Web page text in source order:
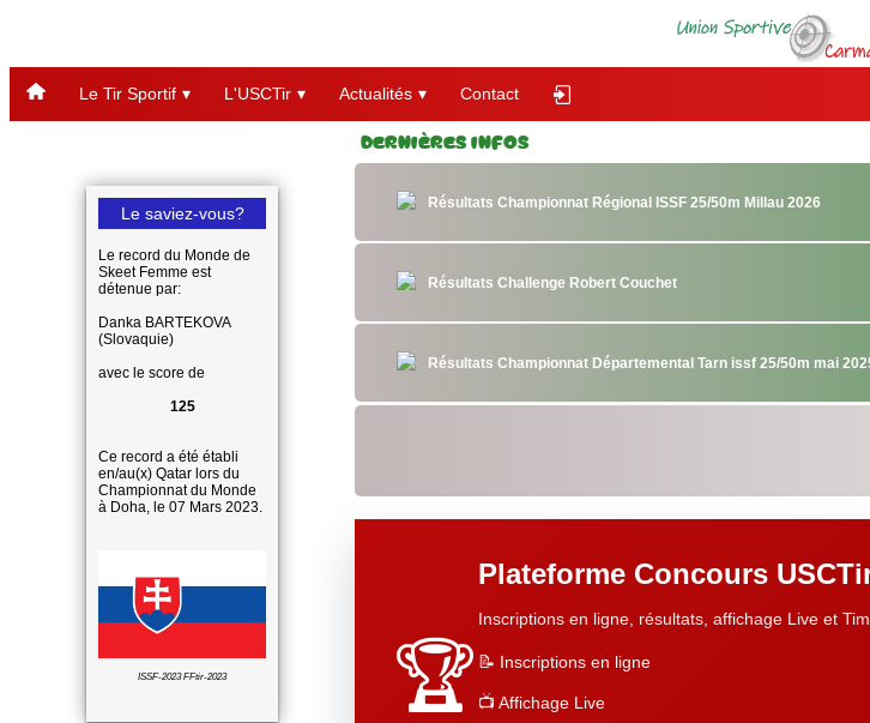
Le Tir Sportif L'USCTir Actualités Contact
Le saviez-vous?
Le record du Monde de
Skeet Femme est
détenue par:
Danka BARTEKOVA
(Slovaquie)
avec le score de
125
Ce record a été établi
en/au(x) Qatar lors du
Championnat du Monde
à Doha, le 07 Mars 2023.
ISSF-2023 FFtir-2023
Dernières Infos
Résultats Championnat Régional ISSF 25/50m Millau 2026
Résultats Challenge Robert Couchet
Résultats Championnat Départemental Tarn issf 25/50m mai
🏆
Plateforme Concours
Inscriptions en ligne, résultats, affichage Live et
📝 Inscriptions en ligne
📺 Affichage Live